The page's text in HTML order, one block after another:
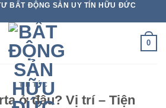
BẤT ĐỘNG SẢN UY TÍN HỮU ĐỨC
0
TIN TỨC
ở đâu? Vị trí – Tiện